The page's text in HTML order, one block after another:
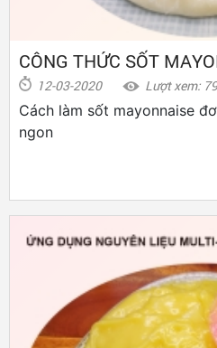
CÔNG THỨC SỐT
12-03-2020 Lượt xem:
Cách làm sốt mayonnaise
ngon